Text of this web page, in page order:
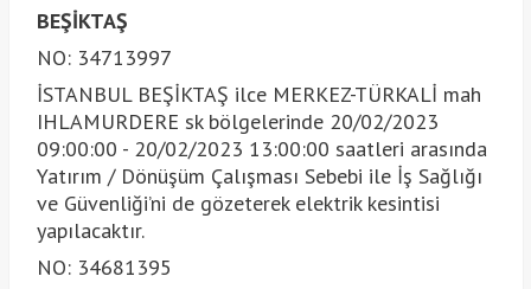
BEŞİKTAŞ
NO: 34713997
İSTANBUL BEŞİKTAŞ ilce MERKEZ-TÜRKALİ mah
IHLAMURDERE sk bölgelerinde 20/02/2023
09:00:00 - 20/02/2023 13:00:00 saatleri arasında
Yatırım / Dönüşüm Çalışması Sebebi ile İş Sağlığı
ve Güvenliği’ni de gözeterek elektrik kesintisi
yapılacaktır.
NO: 34681395